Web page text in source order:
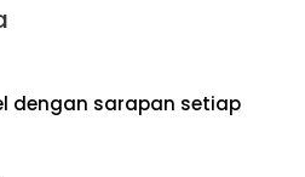
dengan sarapan setiap